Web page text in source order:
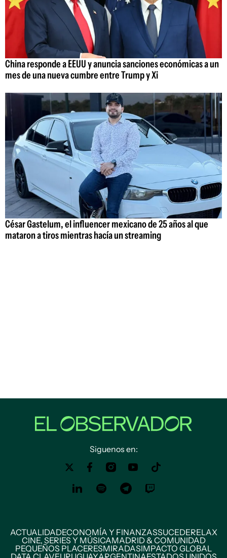
China responde a EEUU y anuncia sanciones económicas a un
mes de una nueva cumbre entre Trump y Xi
César Gastelum, el influencer mexicano de 25 años al que
mataron a tiros mientras hacía un streaming
Siguenos en:
ACTUALIDADECONOMÍA Y FINANZASSUCEDERELAX
CINE, SERIES Y MÚSICAMADRID & COMUNIDAD
PEQUEÑOS PLACERESMIRADASIMPACTO GLOBAL